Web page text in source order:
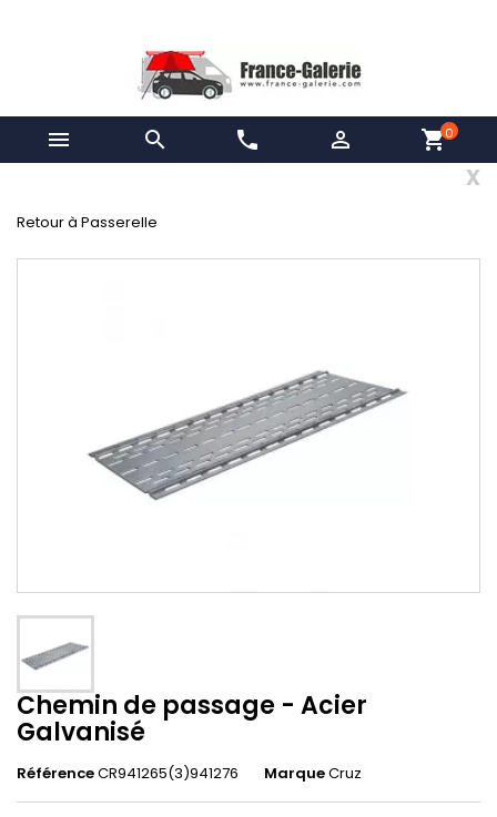
  phone  shopping_cart0
x
Retour à Passerelle
Chemin de passage - Acier
Galvanisé
RéférenceCR941265(3)941276 MarqueCruz